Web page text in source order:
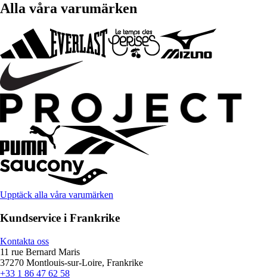
Alla våra varumärken
Upptäck alla våra varumärken
Kundservice i Frankrike
Kontakta oss
11 rue Bernard Maris
37270 Montlouis-sur-Loire, Frankrike
+33 1 86 47 62 58